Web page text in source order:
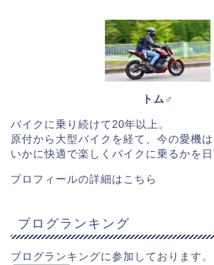
トム♂
バイクに乗り続けて20年以上。
原付から大型バイクを経て、今の愛機は
いかに快適で楽しくバイクに乗るかを日
プロフィールの詳細は こちら
ブログランキング
ブログランキングに参加しております。